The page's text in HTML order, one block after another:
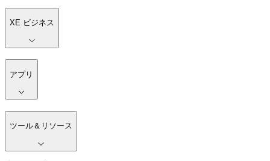
XE ビジネス
アプリ
ツール＆リソース